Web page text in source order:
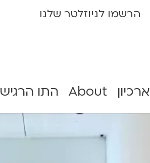
הרשמו לניוזלטר שלנו
ארכיון About התו הרגיש